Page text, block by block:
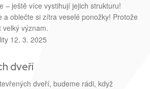
– ještě více vystihují jejich strukturu!
a oblečte si zítra veselé ponožky! Protože
význam.
12. 3. 2025
dveří
dveří, budeme rádi, když